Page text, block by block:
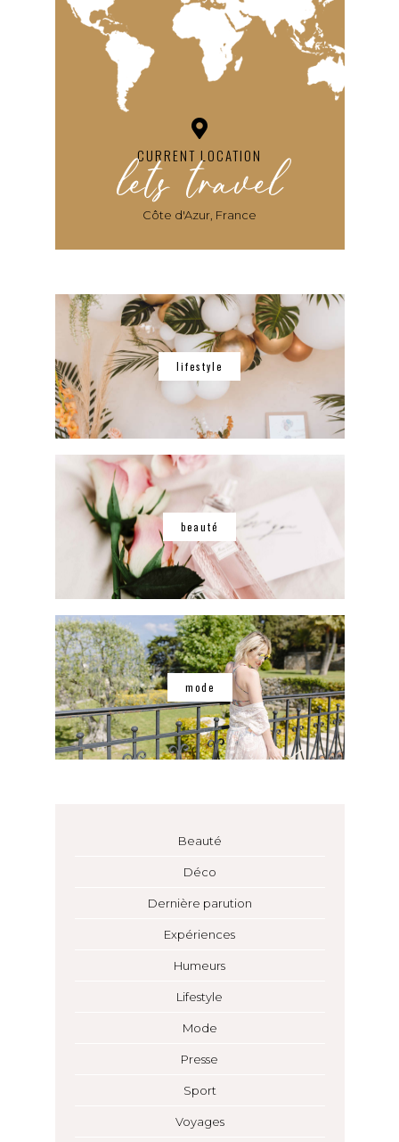
CURRENT LOCATION
lets travel
Côte d'Azur, France
lifestyle
beauté
mode
Beauté
Déco
Dernière parution
Expériences
Humeurs
Lifestyle
Mode
Presse
Sport
Voyages